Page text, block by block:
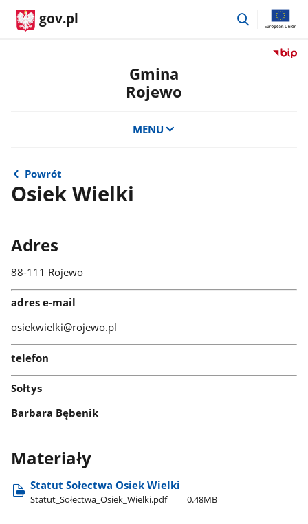
gov.pl
przejdź
Przejdź
Gmina
Rojewo
MENU
Powrót
Osiek Wielki
Adres
88-111 Rojewo
adres e-mail
osiekwielki@rojewo.pl
telefon
Sołtys
Barbara Bębenik
Materiały
Statut Sołectwa Osiek Wielki
Statut​_Sołectwa​_Osiek​_Wielki.pdf 0.48MB